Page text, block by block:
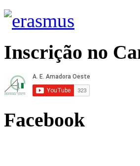
Inscrição no
Facebook